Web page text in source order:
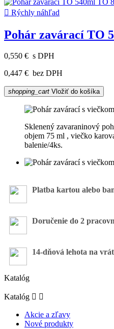
 Rýchly náhľad
Pohár zavárací TO
0,550 € s DPH
0,447 € bez DPH
shopping_cart Vložiť do košíka
Sklenený zavaraninový
objem 75 ml , viečko
balenie/4ks.
Platba kartou alebo
Doručenie do 2
14-dňová lehota na
Katalóg
Katalóg  
Akcie a zľavy
Nové produkty